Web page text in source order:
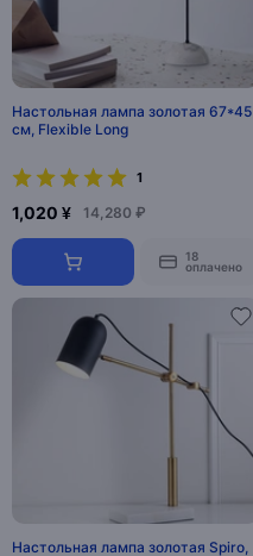
Настольная лампа золотая 67*45
см, Flexible Long
1
1,020 ¥ 14,280 ₽
18
оплачено
Настольная лампа золотая Spiro,